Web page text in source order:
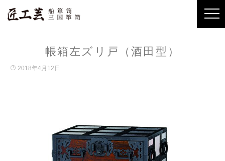
帳箱左ズリ戸（酒田型）
2018年4月12日